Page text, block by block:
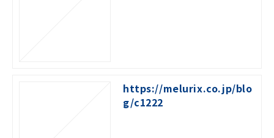
https://melurix.co.jp/blo
g/c1222